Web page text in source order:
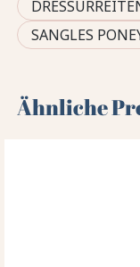
SANGLES
Ähnliche